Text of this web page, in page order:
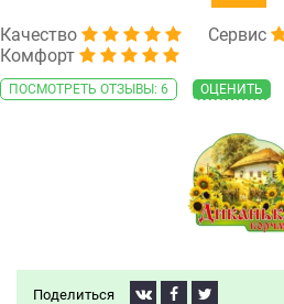
Качество
Сервис
Комфорт
ПОСМОТРЕТЬ ОТЗЫВЫ: 6 ОЦЕНИТЬ
Поделиться